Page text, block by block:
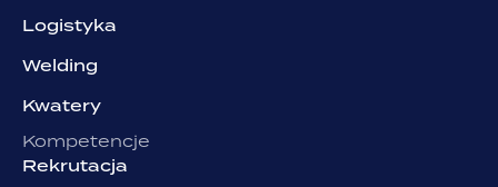
Logistyka
Welding
Kwatery
Kompetencje
Rekrutacja